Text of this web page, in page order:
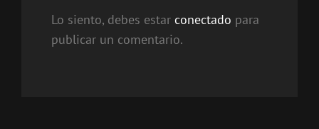
Lo siento, debes estar conectado para
publicar un comentario.